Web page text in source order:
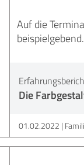
Auf die
Die
01.02.2022